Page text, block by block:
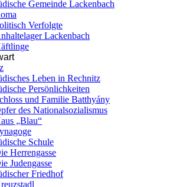
Gemeinde Lackenbach
Verfolgte
Lackenbach
Leben in Rechnitz
Persönlichkeiten
und Familie Batthyány
des Nationalsozialismus
„Blau“
Schule
Herrengasse
Judengasse
Friedhof